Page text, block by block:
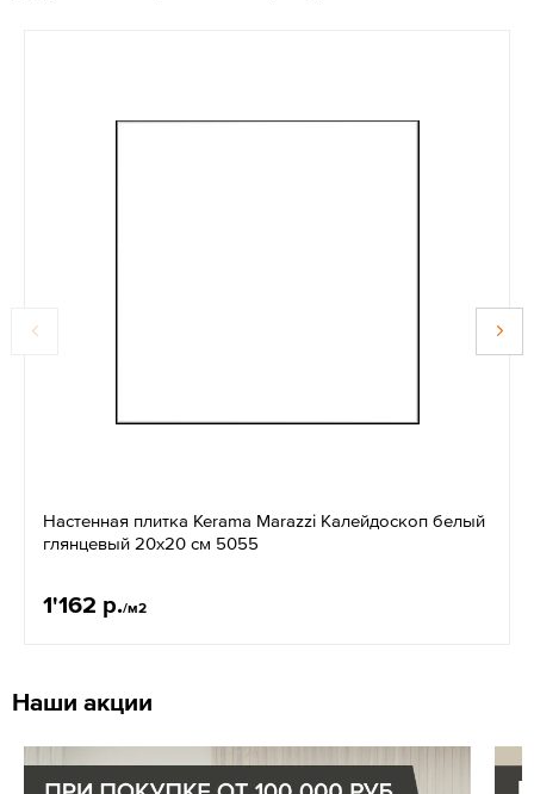
Настенная плитка Kerama Marazzi Калейдоскоп белый
глянцевый 20x20 см 5055
1'162 р./м2
Наши акции